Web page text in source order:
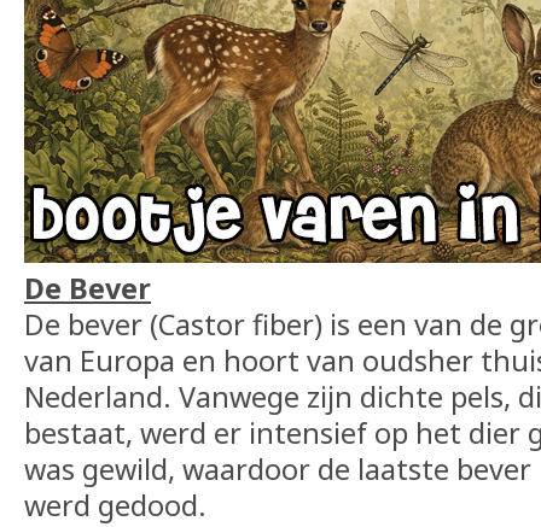
De Bever
De bever (Castor fiber) is een van de
van Europa en hoort van oudsher
Nederland. Vanwege zijn dichte pels,
bestaat, werd er intensief op het dier
was gewild, waardoor de laatste
werd gedood.